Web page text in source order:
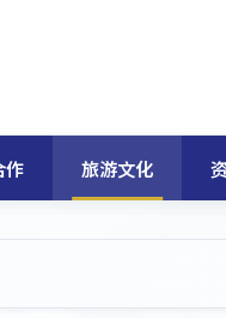
作 旅游文化